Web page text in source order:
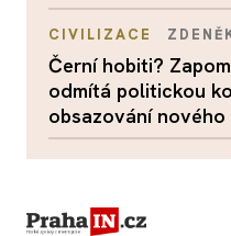
CIVILIZACE
Černí hobiti?
odmítá politickou
obsazování nového